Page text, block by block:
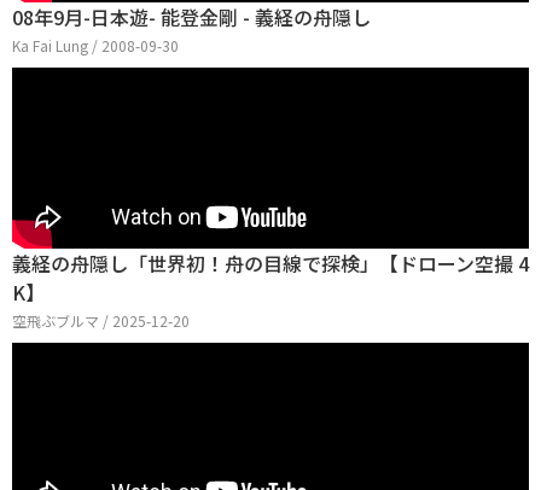
08年9月-日本遊- 能登金剛 - 義経の舟隠し
Ka Fai Lung / 2008-09-30
義経の舟隠し「世界初！舟の目線で探検」【ドローン空撮 4
K】
空飛ぶブルマ / 2025-12-20